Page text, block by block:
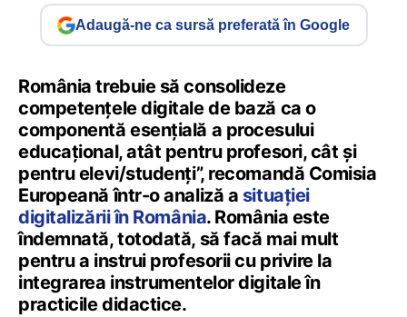
Adaugă-ne ca sursă preferată în Google
România trebuie să consolideze
competențele digitale de bază ca o
componentă esențială a procesului
educațional, atât pentru profesori, cât și
pentru elevi/studenți”, recomandă Comisia
Europeană într-o analiză a situației
digitalizării în România. România este
îndemnată, totodată, să facă mai mult
pentru a instrui profesorii cu privire la
integrarea instrumentelor digitale în
practicile didactice.